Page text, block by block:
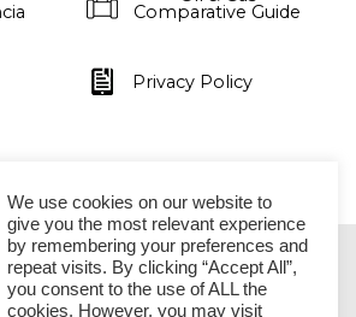
Comparative Guide
Privacy Policy
SÃO PAULO
We use cookies on our website to
give you the most relevant experience
by remembering your preferences and
repeat visits. By clicking “Accept All”,
you consent to the use of ALL the
cookies. However, you may visit